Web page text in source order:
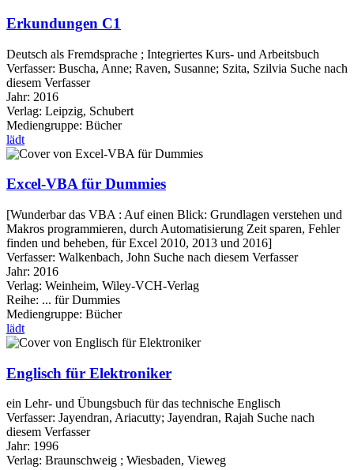
Erkundungen C1
Deutsch als Fremdsprache ; Integriertes Kurs- und Arbeitsbuch
Verfasser: Buscha, Anne; Raven, Susanne; Szita, Szilvia Suche nach
diesem Verfasser
Jahr: 2016
Verlag: Leipzig, Schubert
Mediengruppe: Bücher
lädt
Excel-VBA für Dummies
[Wunderbar das VBA : Auf einen Blick: Grundlagen verstehen und
Makros programmieren, durch Automatisierung Zeit sparen, Fehler
finden und beheben, für Excel 2010, 2013 und 2016]
Verfasser: Walkenbach, John Suche nach diesem Verfasser
Jahr: 2016
Verlag: Weinheim, Wiley-VCH-Verlag
Reihe: ... für Dummies
Mediengruppe: Bücher
lädt
Englisch für Elektroniker
ein Lehr- und Übungsbuch für das technische Englisch
Verfasser: Jayendran, Ariacutty; Jayendran, Rajah Suche nach
diesem Verfasser
Jahr: 1996
Verlag: Braunschweig ; Wiesbaden, Vieweg